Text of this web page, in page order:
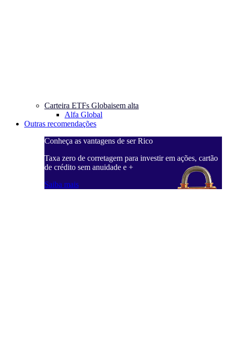
Carteira ETFs Globaisem alta
Alfa Global
Outras recomendações
Conheça as vantagens de ser Rico
Taxa zero de corretagem para investir em ações, cartão
de crédito sem anuidade e +
Saiba mais